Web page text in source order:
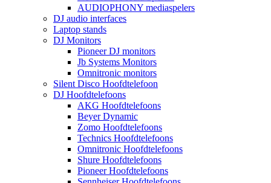
AUDIOPHONY mediaspelers
DJ audio interfaces
Laptop stands
DJ Monitors
Pioneer DJ monitors
Jb Systems Monitors
Omnitronic monitors
Silent Disco Hoofdtelefoon
DJ Hoofdtelefoons
AKG Hoofdtelefoons
Beyer Dynamic
Zomo Hoofdtelefoons
Technics Hoofdtelefoons
Omnitronic Hoofdtelefoons
Shure Hoofdtelefoons
Pioneer Hoofdtelefoons